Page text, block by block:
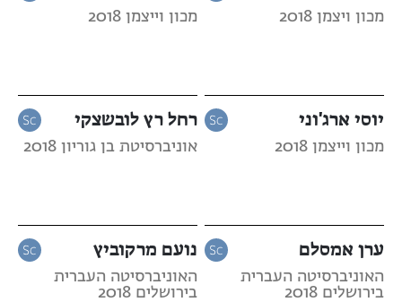
מכון ויצמן 2018 מכון וייצמן 2018
יוסי ארג'וני
מכון וייצמן 2018
רחל רץ לובשצקי
אוניברסיטת בן גוריון 2018
ערן אמסלם
האוניברסיטה העברית
בירושלים 2018
נועם מרקוביץ
האוניברסיטה העברית
בירושלים 2018